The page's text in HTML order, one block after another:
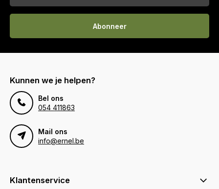
Abonneer
Kunnen we je helpen?
Bel ons
054 411863
Mail ons
info@ernel.be
Klantenservice